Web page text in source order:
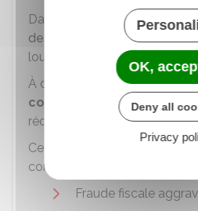
Dans tous les cas, sivous
des biens ou minoré leur
lourdes sont prévues.
À ces sanctions, peut
complémentairede
réductions et crédits d'impôt
Cette peine peut être infligée
condamnation dans les cas
Fraude fiscale
OK,
Deny all
Privacy